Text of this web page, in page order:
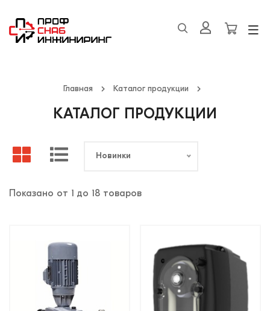
Главная Каталог продукции
КАТАЛОГ ПРОДУКЦИИ
Новинки
Показано от 1 до 18 товаров